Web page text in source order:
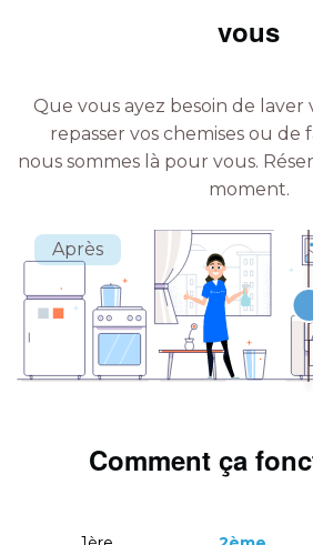
vous
Que vous ayez besoin de laver
repasser vos chemises ou de
nous sommes là pour vous.
moment.
Comment ça